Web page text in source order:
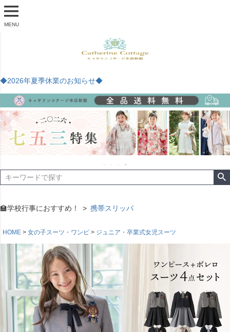
MENU
◆2026年夏季休業のお知らせ◆
🏫学校行事におすすめ！ 携帯スリッパ
HOME 女の子スーツ・ワンピ ジュニア・卒業式女児スーツ